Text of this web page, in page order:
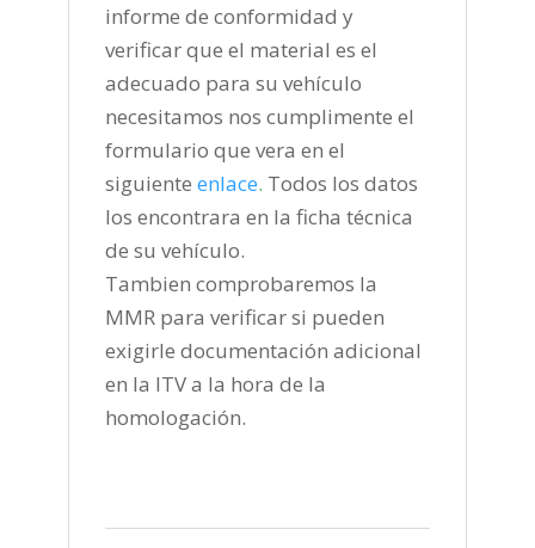
informe de conformidad y
verificar que el material es el
adecuado para su vehículo
necesitamos nos cumplimente el
formulario que vera en el
siguiente enlace. Todos los datos
los encontrara en la ficha técnica
de su vehículo.
Tambien comprobaremos la
MMR para verificar si pueden
exigirle documentación adicional
en la ITV a la hora de la
homologación.